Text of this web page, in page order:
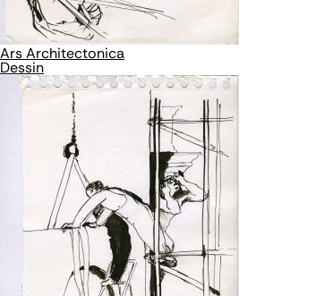
Ars Architectonica
Dessin